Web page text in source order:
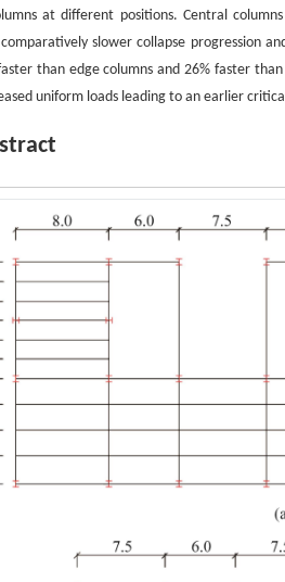
at different positions. Central
slower collapse progression
than edge columns and 26% faster
uniform loads leading to an earlier